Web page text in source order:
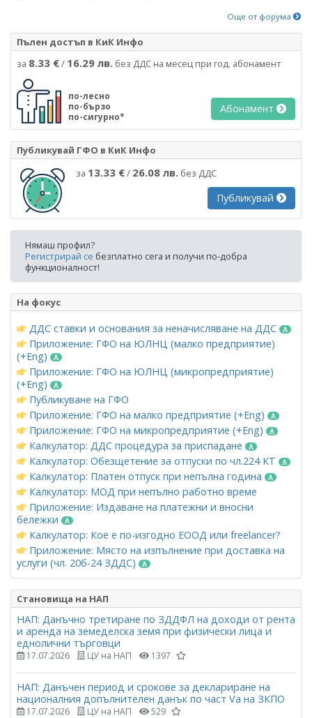
Още от форума
Пълен достъп в КиК Инфо
за 8.33 €/ 16.29 лв. без ДДС на месец при год. абонамент
по-лесно
по-бързо
по-сигурно*
Абонамент
Публикувай ГФО в КиК Инфо
за 13.33 €/ 26.08 лв. без ДДС
Публикувай
Нямаш профил?
Регистрирай се безплатно сега и получи по-добра
функционалност!
На фокус
ДДС ставки и основания за неначисляване на ДДС
Приложение: ГФО на ЮЛНЦ (малко предприятие)
(+Eng)
Приложение: ГФО на ЮЛНЦ (микропредприятие)
(+Eng)
Публикуване на ГФО
Приложение: ГФО на малко предприятие (+Eng)
Приложение: ГФО на микропредприятие (+Eng)
Калкулатор: ДДС процедура за приспадане
Калкулатор: Обезщетение за отпуски по чл.224 КТ
Калкулатор: Платен отпуск при непълна година
Калкулатор: МОД при непълно работно време
Приложение: Издаване на платежни и вносни
бележки
Калкулатор: Кое е по-изгодно ЕООД или freelancer?
Приложение: Място на изпълнение при доставка на
услуги (чл. 20б-24 ЗДДС)
Становища на НАП
НАП: Данъчно третиране по ЗДДФЛ на доходи от рента
и аренда на земеделска земя при физически лица и
еднолични търговци
17.07.2026 ЦУ на НАП 1397
НАП: Данъчен период и срокове за деклариране на
националния допълнителен данък по част Vа на ЗКПО
17.07.2026 ЦУ на НАП 529